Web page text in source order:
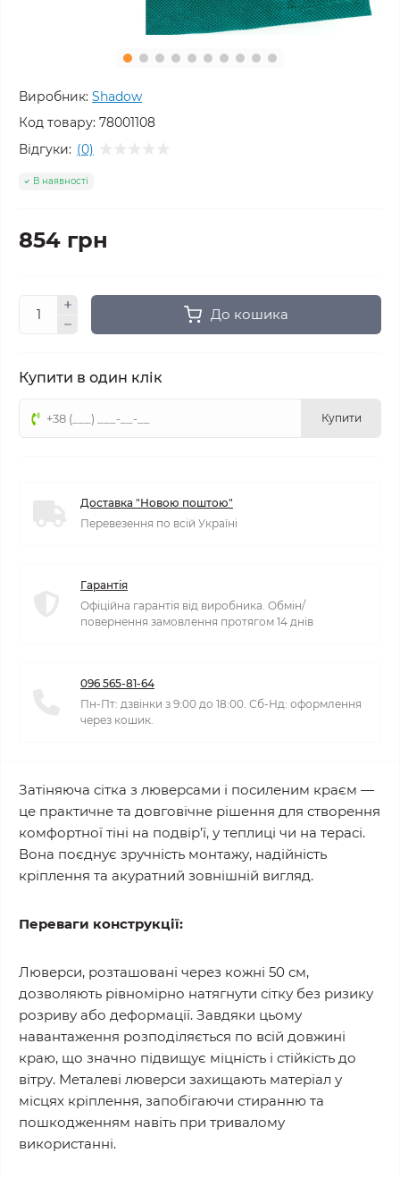
Виробник: Shadow
Код товару: 78001108
Відгуки: (0)
В наявності
854 грн
До кошика
Купити в один клік
Купити
Доставка "Новою поштою"
Перевезення по всій Україні
Гарантія
Офіційна гарантія від виробника. Обмін/
повернення замовлення протягом 14 днів
096 565-81-64
Пн-Пт: дзвінки з 9:00 до 18:00. Сб-Нд: оформлення
через кошик.
Затіняюча сітка з люверсами і посиленим краєм —
це практичне та довговічне рішення для створення
комфортної тіні на подвір’ї, у теплиці чи на терасі.
Вона поєднує зручність монтажу, надійність
кріплення та акуратний зовнішній вигляд.
Переваги конструкції:
Люверси, розташовані через кожні 50 см,
дозволяють рівномірно натягнути сітку без ризику
розриву або деформації. Завдяки цьому
навантаження розподіляється по всій довжині
краю, що значно підвищує міцність і стійкість до
вітру. Металеві люверси захищають матеріал у
місцях кріплення, запобігаючи стиранню та
пошкодженням навіть при тривалому
використанні.